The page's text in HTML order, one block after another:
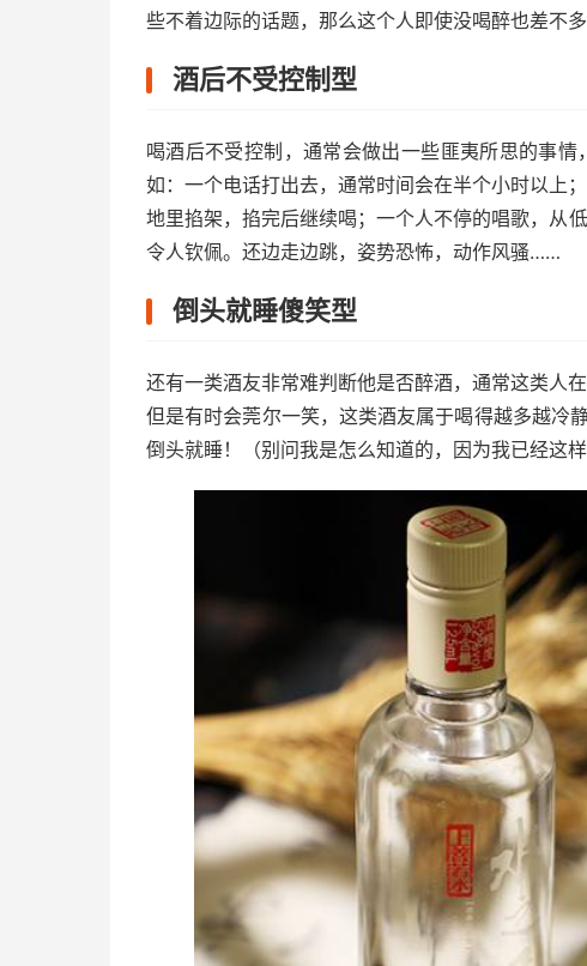
些不着边际的话题，那么这个人即使没喝醉也差不多
酒后不受控制型
喝酒后不受控制，通常会做出一些匪夷所思的事
如：一个电话打出去，通常时间会在半个小时以上
地里掐架，掐完后继续喝；一个人不停的唱歌，从
令人钦佩。还边走边跳，姿势恐怖，动作风骚……
倒头就睡傻笑型
还有一类酒友非常难判断他是否醉酒，通常这类人
但是有时会莞尔一笑，这类酒友属于喝得越多越冷
倒头就睡！（别问我是怎么知道的，因为我已经这样